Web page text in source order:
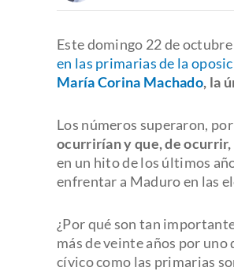
Este domingo 22 de
en las primarias de la
María Corina Machado, la
Los números superaron,
ocurrirían y que, de
en un hito de los últimos
enfrentar a Maduro en las
¿Por qué son tan
más de veinte años por
cívico como las primarias